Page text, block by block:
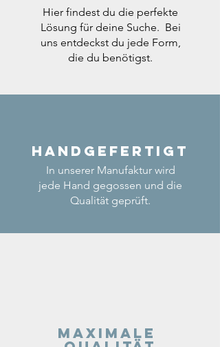
Hier findest du die perfekte
Lösung für deine Suche. Bei
uns entdeckst du jede Form,
die du benötigst.
Handgefertigt
In unserer Manufaktur wird
jede Hand gegossen und die
Qualität geprüft.
Maximale